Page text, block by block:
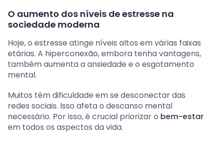
O aumento dos níveis de estresse na
sociedade moderna
Hoje, o estresse atinge níveis altos em várias faixas
etárias. A hiperconexão, embora tenha vantagens,
também aumenta a ansiedade e o esgotamento
mental.
Muitos têm dificuldade em se desconectar das
redes sociais. Isso afeta o descanso mental
necessário. Por isso, é crucial priorizar o bem-estar
em todos os aspectos da vida.